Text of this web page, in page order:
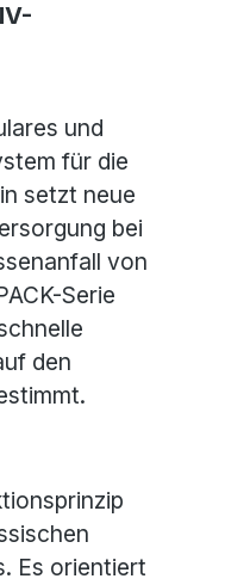
und
für die
setzt neue
bei
von
Serie
den
Es orientiert